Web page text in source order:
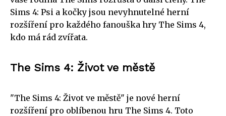
Sims 4: Psi a kočky jsou nevyhnutelné herní
rozšíření pro každého fanouška hry The Sims 4,
kdo má rád zvířata.
The Sims 4: Život ve městě
"The Sims 4: Život ve městě" je nové herní
rozšíření pro oblíbenou hru The Sims 4. Toto